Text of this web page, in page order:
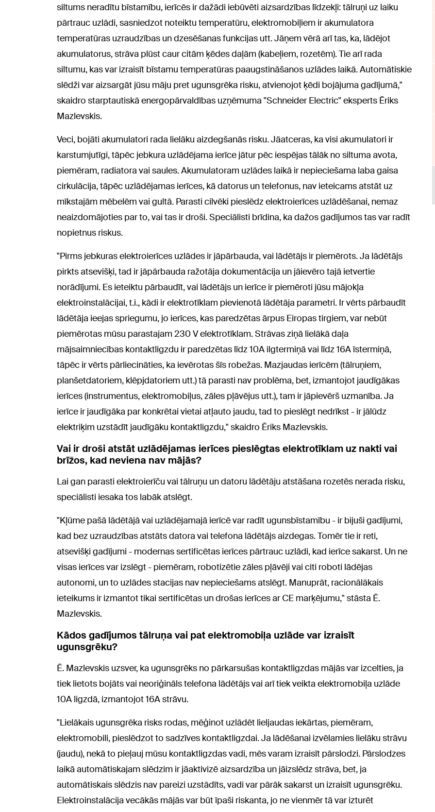
siltums neradītu bīstamību, ierīcēs ir dažādi iebūvēti aizsardzības līdzekļi: tālruņi uz laiku
pārtrauc uzlādi, sasniedzot noteiktu temperatūru, elektromobiļiem ir akumulatora
temperatūras uzraudzības un dzesēšanas funkcijas utt. Jāņem vērā arī tas, ka, lādējot
akumulatorus, strāva plūst caur citām ķēdes daļām (kabeļiem, rozetēm). Tie arī rada
siltumu, kas var izraisīt bīstamu temperatūras paaugstināšanos uzlādes laikā. Automātiskie
slēdži var aizsargāt jūsu māju pret ugunsgrēka risku, atvienojot ķēdi bojājuma gadījumā,"
skaidro starptautiskā energopārvaldības uzņēmuma "Schneider Electric" eksperts Ēriks
Mazlevskis.
Veci, bojāti akumulatori rada lielāku aizdegšanās risku. Jāatceras, ka visi akumulatori ir
karstumjutīgi, tāpēc jebkura uzlādējama ierīce jātur pēc iespējas tālāk no siltuma avota,
piemēram, radiatora vai saules. Akumulatoram uzlādes laikā ir nepieciešama laba gaisa
cirkulācija, tāpēc uzlādējamas ierīces, kā datorus un telefonus, nav ieteicams atstāt uz
mīkstajām mēbelēm vai gultā. Parasti cilvēki pieslēdz elektroierīces uzlādēšanai, nemaz
neaizdomājoties par to, vai tas ir droši. Speciālisti brīdina, ka dažos gadījumos tas var radīt
nopietnus riskus.
"Pirms jebkuras elektroierīces uzlādes ir jāpārbauda, vai lādētājs ir piemērots. Ja lādētājs
pirkts atsevišķi, tad ir jāpārbauda ražotāja dokumentācija un jāievēro tajā ietvertie
norādījumi. Es ieteiktu pārbaudīt, vai lādētājs un ierīce ir piemēroti jūsu mājokļa
elektroinstalācijai, t.i., kādi ir elektrotīklam pievienotā lādētāja parametri. Ir vērts pārbaudīt
lādētāja ieejas spriegumu, jo ierīces, kas paredzētas ārpus Eiropas tirgiem, var nebūt
piemērotas mūsu parastajam 230 V elektrotīklam. Strāvas ziņā lielākā daļa
mājsaimniecības kontaktligzdu ir paredzētas līdz 10A ilgtermiņā vai līdz 16A īstermiņā,
tāpēc ir vērts pārliecināties, ka ievērotas šīs robežas. Mazjaudas ierīcēm (tālruņiem,
planšetdatoriem, klēpjdatoriem utt.) tā parasti nav problēma, bet, izmantojot jaudīgākas
ierīces (instrumentus, elektromobiļus, zāles pļāvējus utt.), tam ir jāpievērš uzmanība. Ja
ierīce ir jaudīgāka par konkrētai vietai atļauto jaudu, tad to pieslēgt nedrīkst - ir jālūdz
elektriķim uzstādīt jaudīgāku kontaktligzdu," skaidro Ēriks Mazlevskis.
Vai ir droši atstāt uzlādējamas ierīces pieslēgtas elektrotīklam uz nakti vai
brīžos, kad neviena nav mājās?
Lai gan parasti elektroierīču vai tālruņu un datoru lādētāju atstāšana rozetēs nerada risku,
speciālisti iesaka tos labāk atslēgt.
"Kļūme pašā lādētājā vai uzlādējamajā ierīcē var radīt ugunsbīstamību - ir bijuši gadījumi,
kad bez uzraudzības atstāts datora vai telefona lādētājs aizdegas. Tomēr tie ir reti,
atsevišķi gadījumi - modernas sertificētas ierīces pārtrauc uzlādi, kad ierīce sakarst. Un ne
visas ierīces var izslēgt - piemēram, robotizētie zāles pļāvēji vai citi roboti lādējas
autonomi, un to uzlādes stacijas nav nepieciešams atslēgt. Manuprāt, racionālākais
ieteikums ir izmantot tikai sertificētas un drošas ierīces ar CE marķējumu," stāsta Ē.
Mazlevskis.
Kādos gadījumos tālruņa vai pat elektromobiļa uzlāde var izraisīt
ugunsgrēku?
Ē. Mazlevskis uzsver, ka ugunsgrēks no pārkarsušas kontaktligzdas mājās var izcelties, ja
tiek lietots bojāts vai neoriģināls telefona lādētājs vai arī tiek veikta elektromobiļa uzlāde
10A ligzdā, izmantojot 16A strāvu.
"Lielākais ugunsgrēka risks rodas, mēģinot uzlādēt lieljaudas iekārtas, piemēram,
elektromobili, pieslēdzot to sadzīves kontaktligzdai. Ja lādēšanai izvēlamies lielāku strāvu
(jaudu), nekā to pieļauj mūsu kontaktligzdas vadi, mēs varam izraisīt pārslodzi. Pārslodzes
laikā automātiskajam slēdzim ir jāaktivizē aizsardzība un jāizslēdz strāva, bet, ja
automātiskais slēdzis nav pareizi uzstādīts, vadi var pārāk sakarst un izraisīt ugunsgrēku.
Elektroinstalācija vecākās mājās var būt īpaši riskanta, jo ne vienmēr tā var izturēt